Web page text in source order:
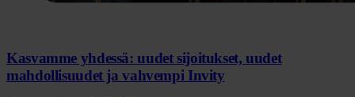
Kasvamme yhdessä: uudet sijoitukset, uudet
mahdollisuudet ja vahvempi Invity